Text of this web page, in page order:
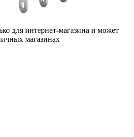
для интернет-магазина и может
магазинах